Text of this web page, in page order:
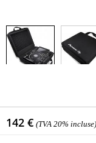
142 € (TVA 20% incluse)